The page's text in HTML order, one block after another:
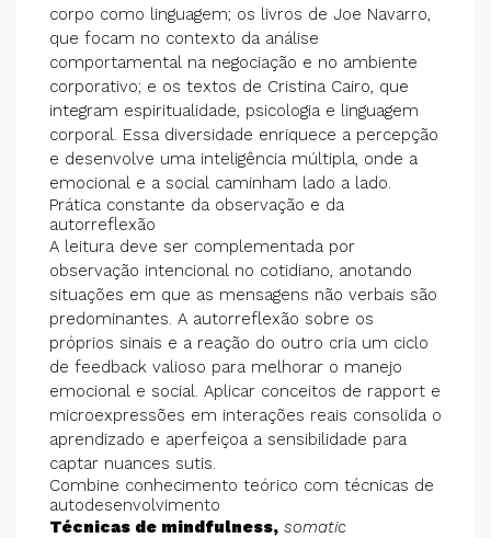
corpo como linguagem; os livros de Joe Navarro,
que focam no contexto da análise
comportamental na negociação e no ambiente
corporativo; e os textos de Cristina Cairo, que
integram espiritualidade, psicologia e linguagem
corporal. Essa diversidade enriquece a percepção
e desenvolve uma inteligência múltipla, onde a
emocional e a social caminham lado a lado.
Prática constante da observação e da
autorreflexão
A leitura deve ser complementada por
observação intencional no cotidiano, anotando
situações em que as mensagens não verbais são
predominantes. A autorreflexão sobre os
próprios sinais e a reação do outro cria um ciclo
de feedback valioso para melhorar o manejo
emocional e social. Aplicar conceitos de rapport e
microexpressões em interações reais consolida o
aprendizado e aperfeiçoa a sensibilidade para
captar nuances sutis.
Combine conhecimento teórico com técnicas de
autodesenvolvimento
Técnicas de mindfulness, somatic